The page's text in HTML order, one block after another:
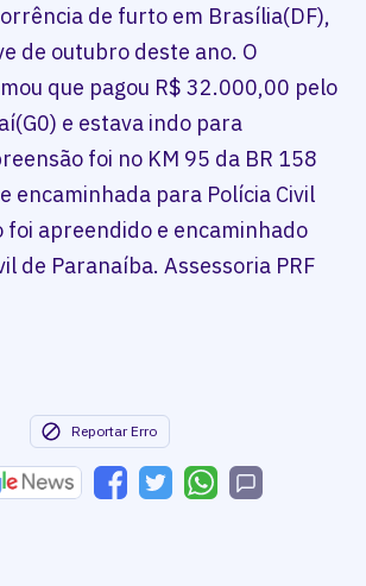
de furto em Brasília(DF),
de outubro deste ano. O
que pagou R$ 32.000,00 pelo
e estava indo para
foi no KM 95 da BR 158
encaminhada para Polícia Civil
foi apreendido e encaminhado
de Paranaíba. Assessoria PRF
Reportar Erro